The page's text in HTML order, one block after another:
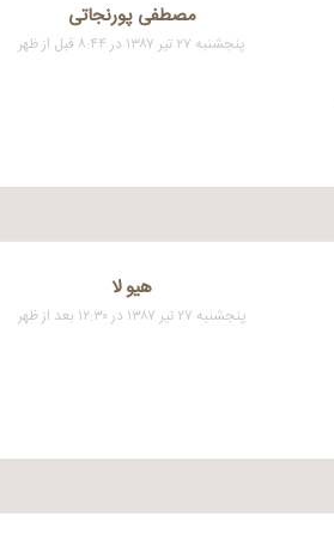
مصطفی پورنجاتی
پنجشنبه ۲۷ تیر ۱۳۸۷ در ۸:۴۴ قبل از ظهر
هیو لا
پنجشنبه ۲۷ تیر ۱۳۸۷ در ۱۲:۳۰ بعد از ظهر